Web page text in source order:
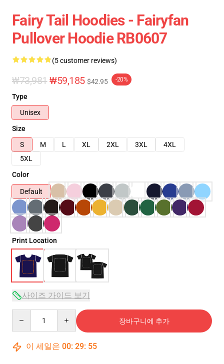
Fairy Tail Hoodies - Fairyfan
Pullover Hoodie RB0607
(5 customer reviews)
₩73,981 ₩59,185 $42.95 -20%
Type
Unisex
Size
S
M L XL 2XL 3XL
4XL
5XL
Color
Default
Print Location
사이즈 가이드 보기
장바구니에 추가
이 세일은 00: 29: 54